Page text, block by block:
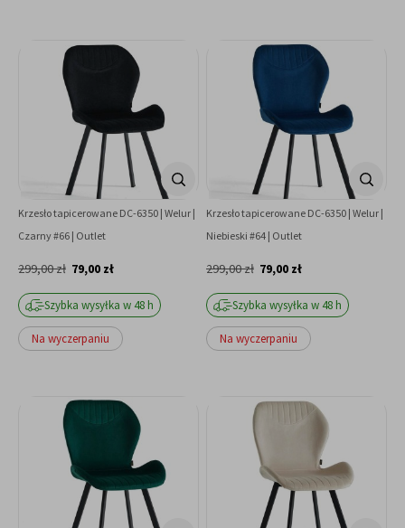
Krzesło tapicerowane DC-6350 | Welur |
Czarny #66 | Outlet
79,00 zł
299,00 zł
Szybka wysyłka w 48 h
Na wyczerpaniu
Krzesło tapicerowane DC-6350 | Welur |
Niebieski #64 | Outlet
79,00 zł
299,00 zł
Szybka wysyłka w 48 h
Na wyczerpaniu